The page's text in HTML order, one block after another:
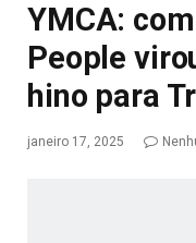
YMCA:
People
hino para
janeiro 17, 2025